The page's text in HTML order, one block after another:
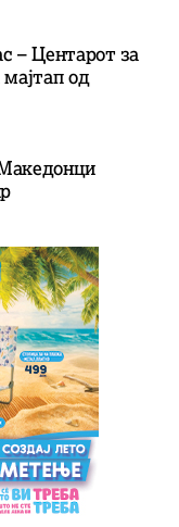
– Центарот за
од